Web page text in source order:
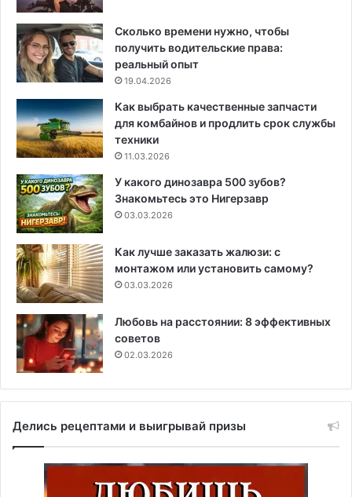
Сколько времени нужно, чтобы
получить водительские права:
реальный опыт
19.04.2026
Как выбрать качественные запчасти
для комбайнов и продлить срок службы
техники
11.03.2026
У какого динозавра 500 зубов?
Знакомьтесь это Нигерзавр
03.03.2026
Как лучше заказать жалюзи: с
монтажом или установить самому?
03.03.2026
Любовь на расстоянии: 8 эффективных
советов
02.03.2026
Делись рецептами и выигрывай призы